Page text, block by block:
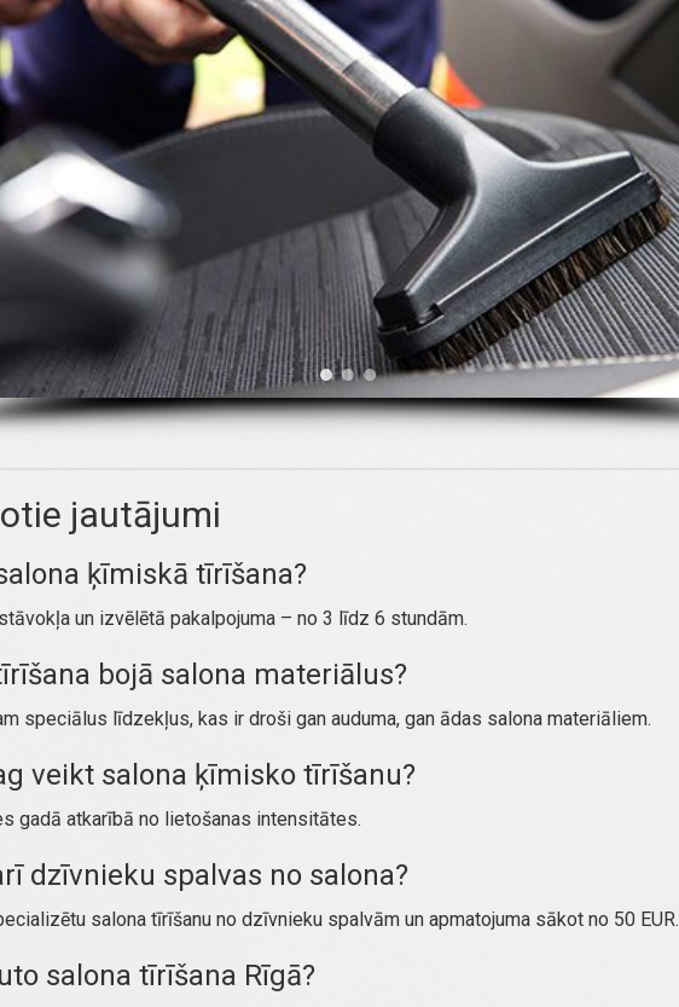
jautājumi
ķīmiskā tīrīšana?
un izvēlētā pakalpojuma – no 3 līdz 6 stundām.
bojā salona materiālus?
speciālus līdzekļus, kas ir droši gan auduma, gan ādas salona materiāliem.
veikt salona ķīmisko tīrīšanu?
gadā atkarībā no lietošanas intensitātes.
dzīvnieku spalvas no salona?
salona tīrīšanu no dzīvnieku spalvām un apmatojuma sākot no 50 EUR.
salona tīrīšana Rīgā?